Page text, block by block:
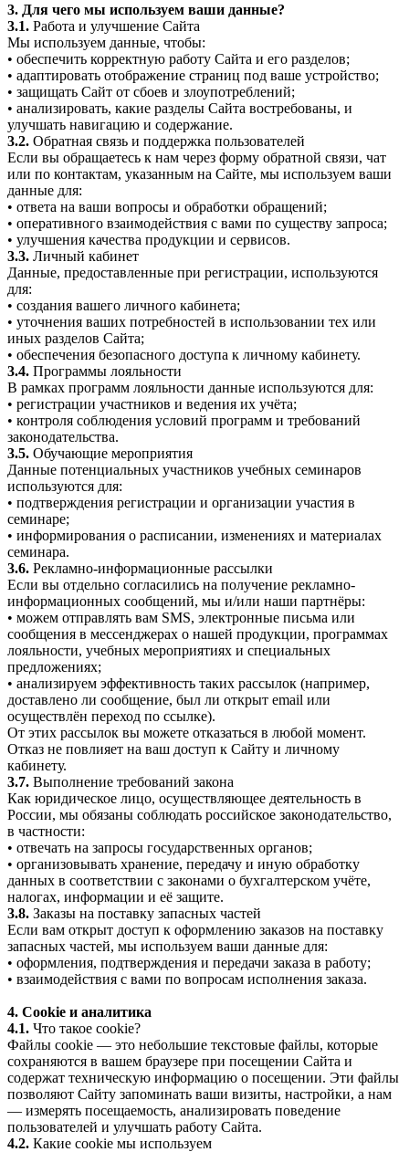
3. Для чего мы используем ваши данные?
3.1. Работа и улучшение Сайта
Мы используем данные, чтобы:
• обеспечить корректную работу Сайта и его разделов;
• адаптировать отображение страниц под ваше устройство;
• защищать Сайт от сбоев и злоупотреблений;
• анализировать, какие разделы Сайта востребованы, и
улучшать навигацию и содержание.
3.2. Обратная связь и поддержка пользователей
Если вы обращаетесь к нам через форму обратной связи, чат
или по контактам, указанным на Сайте, мы используем ваши
данные для:
• ответа на ваши вопросы и обработки обращений;
• оперативного взаимодействия с вами по существу запроса;
• улучшения качества продукции и сервисов.
3.3. Личный кабинет
Данные, предоставленные при регистрации, используются
для:
• создания вашего личного кабинета;
• уточнения ваших потребностей в использовании тех или
иных разделов Сайта;
• обеспечения безопасного доступа к личному кабинету.
3.4. Программы лояльности
В рамках программ лояльности данные используются для:
• регистрации участников и ведения их учёта;
• контроля соблюдения условий программ и требований
законодательства.
3.5. Обучающие мероприятия
Данные потенциальных участников учебных семинаров
используются для:
• подтверждения регистрации и организации участия в
семинаре;
• информирования о расписании, изменениях и материалах
семинара.
3.6. Рекламно-информационные рассылки
Если вы отдельно согласились на получение рекламно-
информационных сообщений, мы и/или наши партнёры:
• можем отправлять вам SMS, электронные письма или
сообщения в мессенджерах о нашей продукции, программах
лояльности, учебных мероприятиях и специальных
предложениях;
• анализируем эффективность таких рассылок (например,
доставлено ли сообщение, был ли открыт email или
осуществлён переход по ссылке).
От этих рассылок вы можете отказаться в любой момент.
Отказ не повлияет на ваш доступ к Сайту и личному
кабинету.
3.7. Выполнение требований закона
Как юридическое лицо, осуществляющее деятельность в
России, мы обязаны соблюдать российское законодательство,
в частности:
• отвечать на запросы государственных органов;
• организовывать хранение, передачу и иную обработку
данных в соответствии с законами о бухгалтерском учёте,
налогах, информации и её защите.
3.8. Заказы на поставку запасных частей
Если вам открыт доступ к оформлению заказов на поставку
запасных частей, мы используем ваши данные для:
• оформления, подтверждения и передачи заказа в работу;
• взаимодействия с вами по вопросам исполнения заказа.
4. Cookie и аналитика
4.1. Что такое cookie?
Файлы cookie — это небольшие текстовые файлы, которые
сохраняются в вашем браузере при посещении Сайта и
содержат техническую информацию о посещении. Эти файлы
позволяют Сайту запоминать ваши визиты, настройки, а нам
— измерять посещаемость, анализировать поведение
пользователей и улучшать работу Сайта.
4.2. Какие cookie мы используем